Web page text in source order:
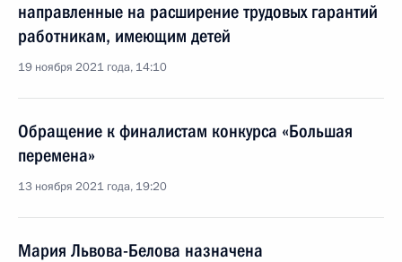
направленные на расширение трудовых гарантий
работникам, имеющим детей
19 ноября 2021 года, 14:10
Обращение к финалистам конкурса «Большая
перемена»
13 ноября 2021 года, 19:20
Мария Львова-Белова назначена